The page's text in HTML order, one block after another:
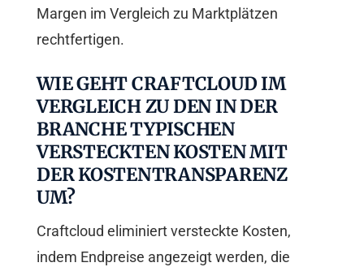
Margen im Vergleich zu Marktplätzen
rechtfertigen.
WIE GEHT CRAFTCLOUD IM
VERGLEICH ZU DEN IN DER
BRANCHE TYPISCHEN
VERSTECKTEN KOSTEN MIT
DER KOSTENTRANSPARENZ
UM?
Craftcloud eliminiert versteckte Kosten,
indem Endpreise angezeigt werden, die